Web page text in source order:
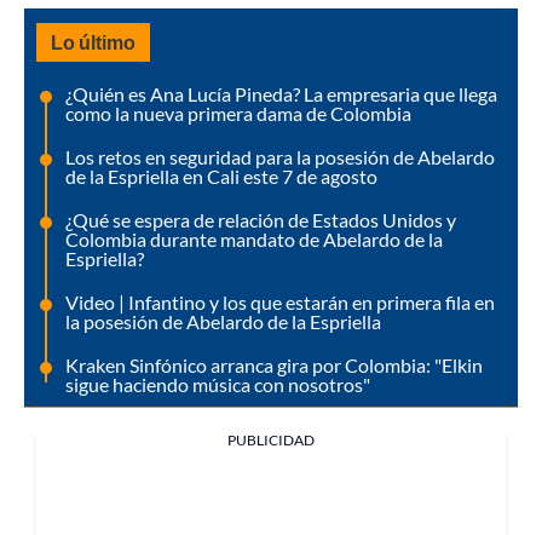
Lo último
¿Quién es Ana Lucía Pineda? La empresaria que llega
como la nueva primera dama de Colombia
Los retos en seguridad para la posesión de Abelardo
de la Espriella en Cali este 7 de agosto
¿Qué se espera de relación de Estados Unidos y
Colombia durante mandato de Abelardo de la
Espriella?
Video | Infantino y los que estarán en primera fila en
la posesión de Abelardo de la Espriella
Kraken Sinfónico arranca gira por Colombia: "Elkin
sigue haciendo música con nosotros"
PUBLICIDAD